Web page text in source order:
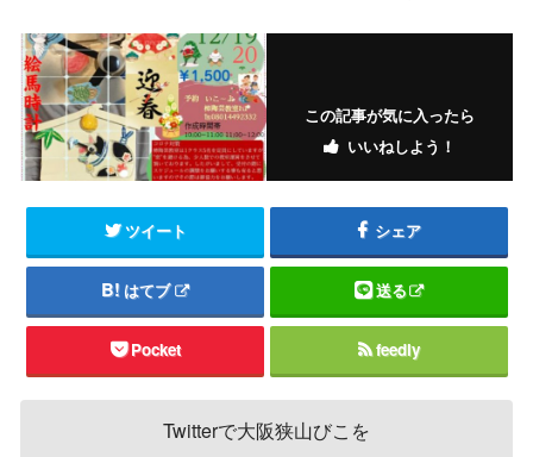
この記事が気に入ったら
いいねしよう！
ツイート シェア
はてブ 送る
Pocket feedly
Twitterで大阪狭山びこを